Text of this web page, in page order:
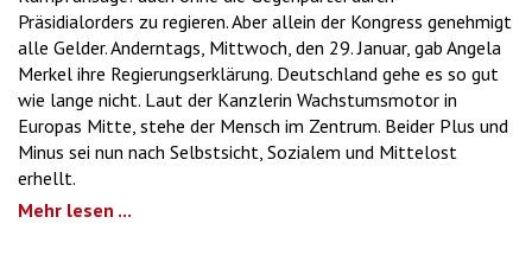
Präsidialorders zu regieren. Aber allein der Kongress genehmigt
alle Gelder. Anderntags, Mittwoch, den 29. Januar, gab Angela
Merkel ihre Regierungserklärung. Deutschland gehe es so gut
wie lange nicht. Laut der Kanzlerin Wachstumsmotor in
Europas Mitte, stehe der Mensch im Zentrum. Beider Plus und
Minus sei nun nach Selbstsicht, Sozialem und Mittelost
erhellt.
Mehr lesen ...